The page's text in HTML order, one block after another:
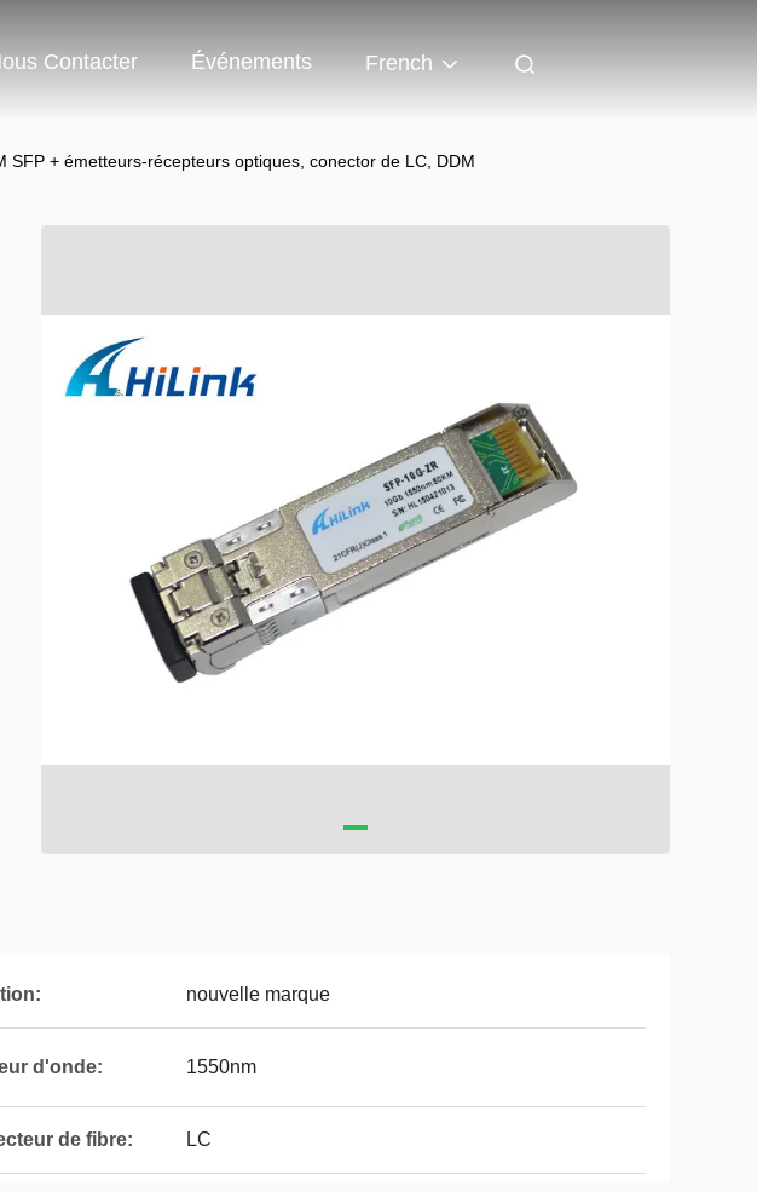
Contacter Événements French
SFP + émetteurs-récepteurs optiques, conector de LC, DDM
nouvelle marque
d'onde: 1550nm
de fibre: LC